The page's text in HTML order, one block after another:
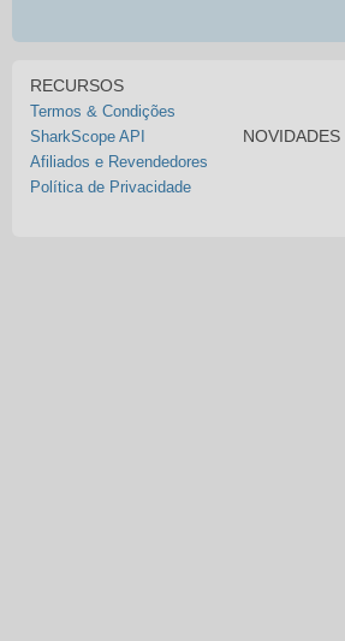
RECURSOS
Termos & Condições
SharkScope API
Afiliados e Revendedores
Política de Privacidade
NOVIDADES